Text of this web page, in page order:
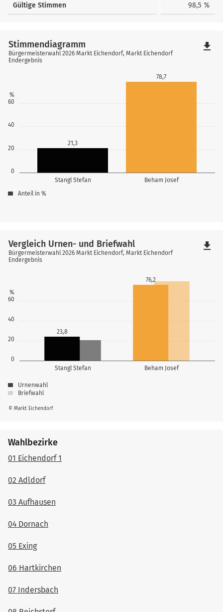
Gültige Stimmen 98,5 %
0
20
40
60
%
Stangl Stefan Beham Josef
21,3
78,7
Stimmendiagramm
Bürgermeisterwahl 2026 Markt Eichendorf, Markt Eichendorf
Endergebnis
Anteil in %
file_download
0
20
40
60
%
Stangl Stefan Beham Josef
23,8
76,2
© Markt Eichendorf
Vergleich Urnen- und Briefwahl
Bürgermeisterwahl 2026 Markt Eichendorf, Markt Eichendorf
Endergebnis
Urnenwahl
Briefwahl
file_download
Wahlbezirke
01 Eichendorf 1
02 Adldorf
03 Aufhausen
04 Dornach
05 Exing
06 Hartkirchen
07 Indersbach